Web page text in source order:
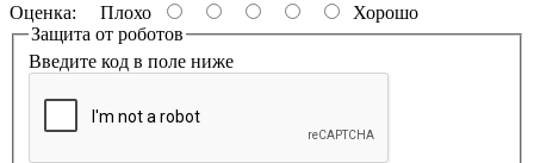
Оценка: Плохо
Хорошо
Защита от роботов
Введите код в поле ниже